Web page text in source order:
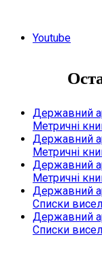
Youtube
Державний
Метричні
Державний
Метричні
Державний
Метричні
Державний
Списки
Державний
Списки